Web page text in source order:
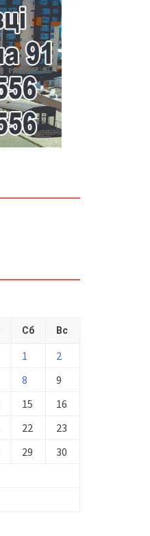
Сб Вс
1
2
8
9
15
16
22
23
29
30